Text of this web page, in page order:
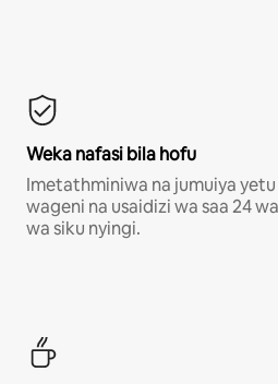
Weka nafasi bila hofu
Imetathminiwa na jumuiya
wageni na usaidizi wa saa 24
wa siku nyingi.